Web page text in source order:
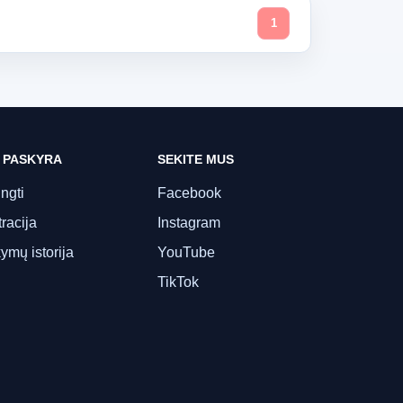
1
istorija
SEKITE MUS
Facebook
Instagram
YouTube
TikTok